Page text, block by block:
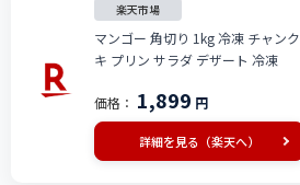
楽天市場
マンゴー 角切り 1kg 冷凍 チャン
キ プリン サラダ デザート 冷凍
価格： 1,899 円
詳細を見る（楽天へ）